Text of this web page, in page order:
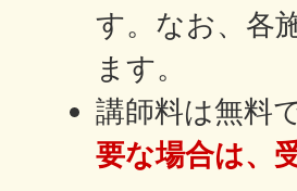
す。なお、各
ます。
講師料は無料
要な場合は、